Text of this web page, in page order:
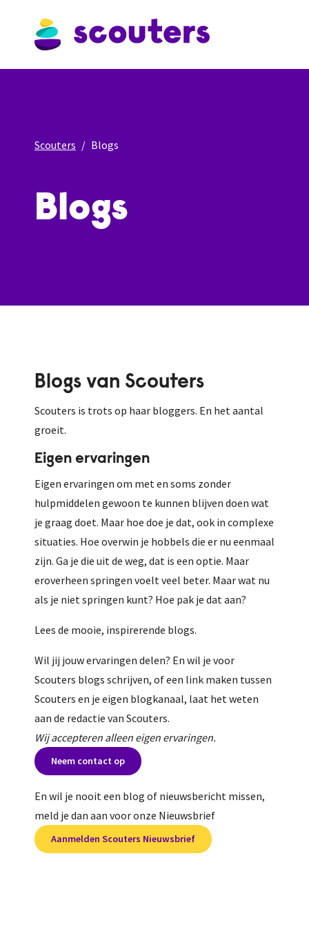
Scouters Blogs
Blogs
Blogs van Scouters
Scouters is trots op haar bloggers. En het aantal
groeit.
Eigen ervaringen
Eigen ervaringen om met en soms zonder
hulpmiddelen gewoon te kunnen blijven doen wat
je graag doet. Maar hoe doe je dat, ook in complexe
situaties. Hoe overwin je hobbels die er nu eenmaal
zijn. Ga je die uit de weg, dat is een optie. Maar
eroverheen springen voelt veel beter. Maar wat nu
als je niet springen kunt? Hoe pak je dat aan?
Lees de mooie, inspirerende blogs.
Wil jij jouw ervaringen delen? En wil je voor
Scouters blogs schrijven, of een link maken tussen
Scouters en je eigen blogkanaal, laat het weten
aan de redactie van Scouters.
Wij accepteren alleen eigen ervaringen.
Neem contact op
En wil je nooit een blog of nieuwsbericht missen,
meld je dan aan voor onze Nieuwsbrief
Aanmelden Scouters Nieuwsbrief